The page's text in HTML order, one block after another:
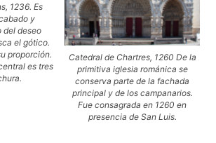
1236. Es
y
del deseo
el gótico.
proporción.
es tres
Catedral de Chartres, 1260 De la
primitiva iglesia románica se
conserva parte de la fachada
principal y de los campanarios.
Fue consagrada en 1260 en
presencia de San Luis.